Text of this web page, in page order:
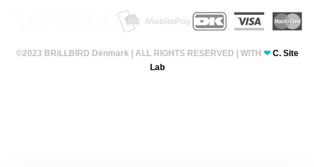
©2023 BRiLLBIRD Denmark | ALL RIGHTS RESERVED | WITH ❤ C. Site
Lab